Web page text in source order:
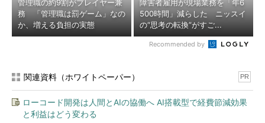
管理職の約9割がプレイヤー兼
務 「管理職は罰ゲーム」なの
か、増える負担の実態
障害者雇用が現場業務を「年6
500時間」減らした ニッスイ
の“思考の転換”がすご...
Recommended by
関連資料（ホワイトペーパー） PR
ローコード開発は人間とAIの協働へ AI搭載型で経費節減効果
と利益はどう変わる